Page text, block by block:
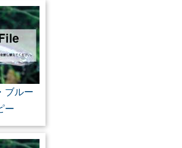
ブルー
ー